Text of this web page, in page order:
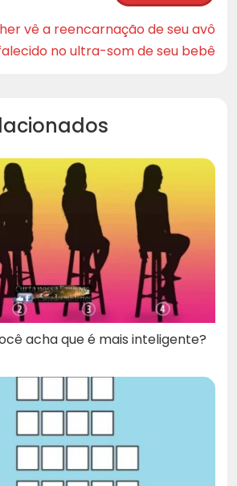
vê a reencarnação de seu avô
no ultra-som de seu bebê
acha que é mais inteligente?